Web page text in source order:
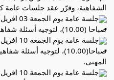
الشفاهية، وقرّر عقد جلسات عامة
صباحا (10.00)، لتوجيه أسئلة شفاهية إلى وزيرة الشؤون الثقافية.
صباحا(10.00)، لتوجيه
المهني.